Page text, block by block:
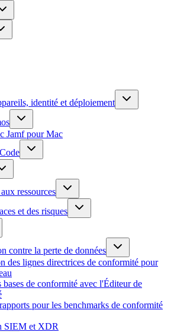
identité et déploiement
Jamf pour Mac
ressources
et des risques
contre la perte de données
des lignes directrices de conformité pour
bases de conformité avec l'Éditeur de
pour les benchmarks de conformité
SIEM et XDR